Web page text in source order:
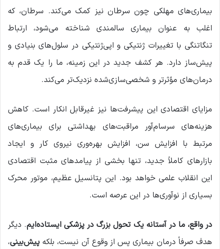
بیماری‌های مهلکی چون سرطان نیز کمک می‌کند. سرطان، که
اغلب به عنوان بیماری سالمندی شناخته می‌شود، ارتباط
تنگاتنگی با تغییرات ژنتیکی و اپی‌ژنتیکی در سلول‌های بنیادی و
پیش‌ساز دارد. هر کشف جدید در این زمینه، ما را یک قدم به
درمان‌های مؤثرتر و شخصی‌سازی‌شده نزدیک‌تر می‌کند.
مزایای اقتصادی این پیشرفت‌ها نیز غیرقابل انکار است. کاهش
هزینه‌های سرسام‌آور مراقبت‌های بهداشتی برای بیماری‌های
مرتبط با افزایش سن، افزایش بهره‌وری نیروی کار و ایجاد
بازارهای کاملاً جدید، تنها بخشی از پیامدهای مثبت اقتصادی
این انقلاب علمی خواهد بود. این پتانسیل عظیم، موتور محرک
بسیاری از نوآوری‌ها در این عرصه است.
در واقع، ما در آستانه یک تحول بزرگ در پزشکی ایستاده‌ایم. دیگر
هدف صرفاً درمان بیماری پس از وقوع آن نیست، بلکه پیش‌بینی،